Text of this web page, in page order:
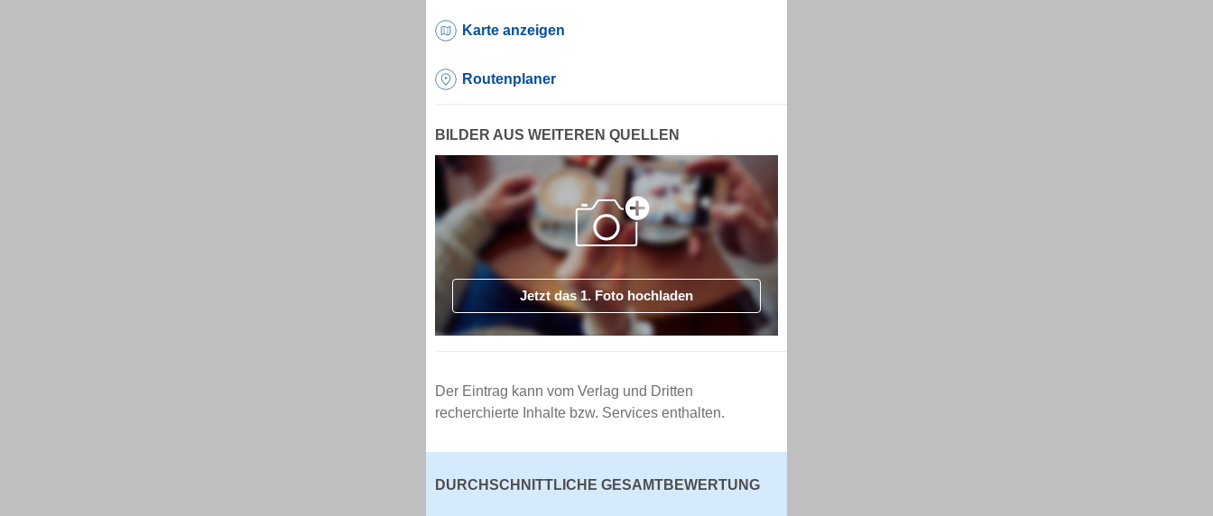
Karte anzeigen
Routenplaner
BILDER AUS WEITEREN QUELLEN
Jetzt das 1. Foto hochladen
Der Eintrag kann vom Verlag und Dritten
recherchierte Inhalte bzw. Services enthalten.
DURCHSCHNITTLICHE GESAMTBEWERTUNG